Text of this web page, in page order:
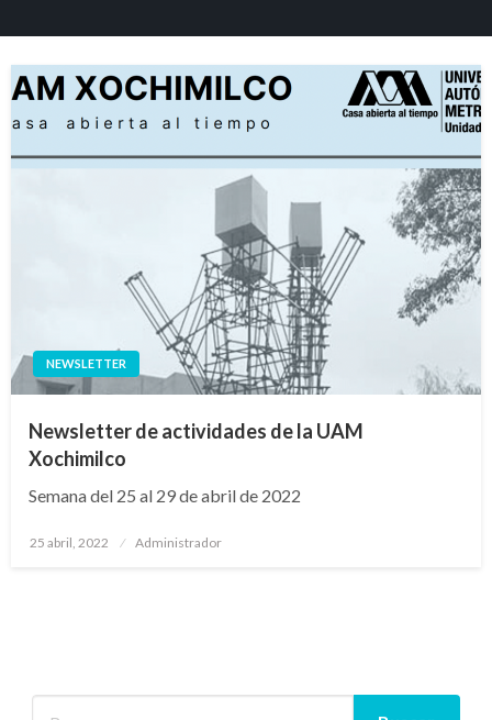
NEWSLETTER
Newsletter de actividades de la UAM
Xochimilco
Semana del 25 al 29 de abril de 2022
Publicado
25 abril, 2022 Administrador